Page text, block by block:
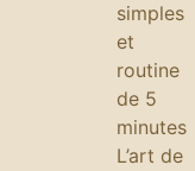
simples
et
routine
de 5
minutes
L’art de